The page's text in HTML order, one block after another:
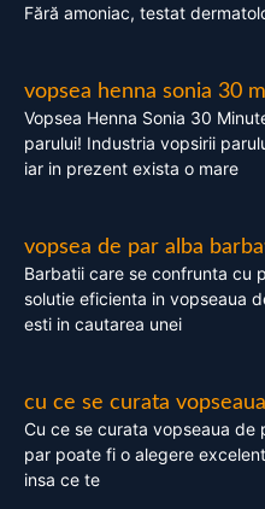
Fără amoniac, testat
vopsea henna sonia 30
Vopsea Henna Sonia 30
parului! Industria vopsirii
iar in prezent exista o mare
vopsea de par alba
Barbatii care se confrunta cu
solutie eficienta in vopseaua
esti in cautarea unei
cu ce se curata
Cu ce se curata vopseaua de
par poate fi o alegere
insa ce te